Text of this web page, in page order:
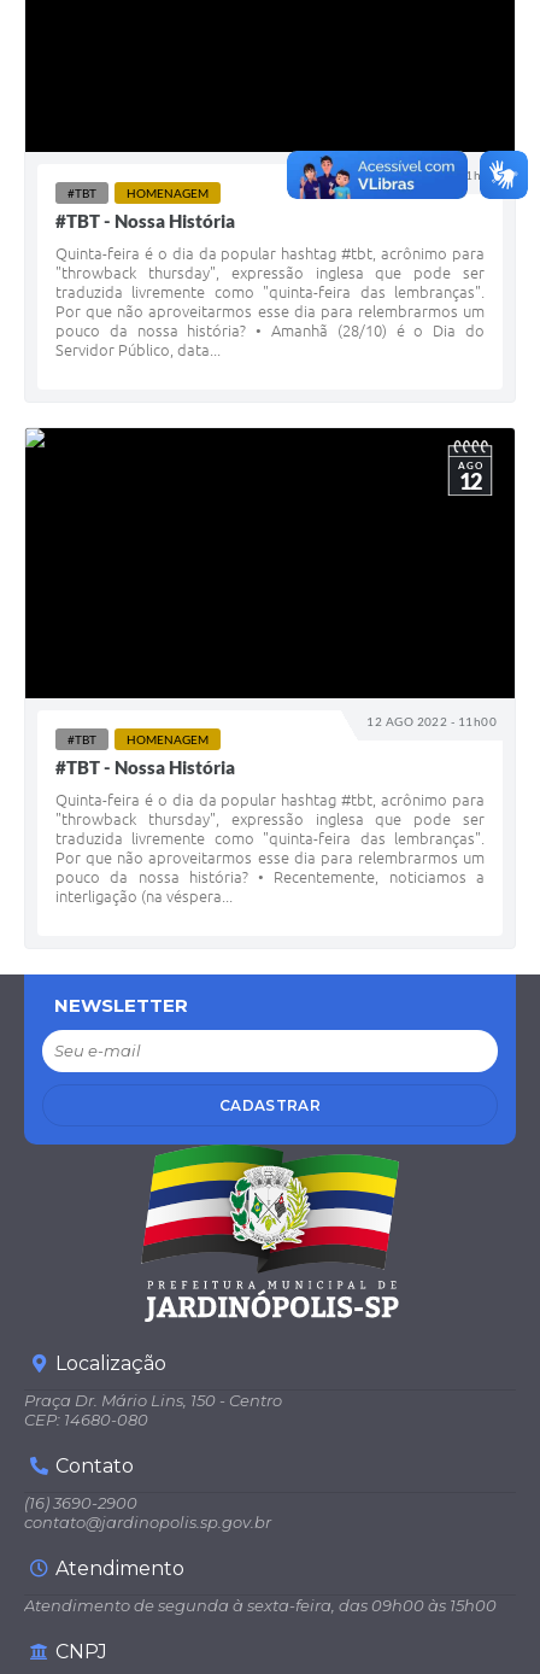
27 OUT 2022 - 11h00
#TBT HOMENAGEM
#TBT - Nossa História
Quinta-feira é o dia da popular hashtag #tbt, acrônimo para
"throwback thursday", expressão inglesa que pode ser
traduzida livremente como "quinta-feira das lembranças".
Por que não aproveitarmos esse dia para relembrarmos um
pouco da nossa história? • Amanhã (28/10) é o Dia do
Servidor Público, data...
12 AGO 2022 - 11h00
AGO
12
#TBT HOMENAGEM
#TBT - Nossa História
Quinta-feira é o dia da popular hashtag #tbt, acrônimo para
"throwback thursday", expressão inglesa que pode ser
traduzida livremente como "quinta-feira das lembranças".
Por que não aproveitarmos esse dia para relembrarmos um
pouco da nossa história? • Recentemente, noticiamos a
interligação (na véspera...
NEWSLETTER
CADASTRAR
Localização
Praça Dr. Mário Lins, 150 - Centro
CEP: 14680-080
Contato
(16) 3690-2900
contato@jardinopolis.sp.gov.br
Atendimento
Atendimento de segunda à sexta-feira, das 09h00 às 15h00
CNPJ